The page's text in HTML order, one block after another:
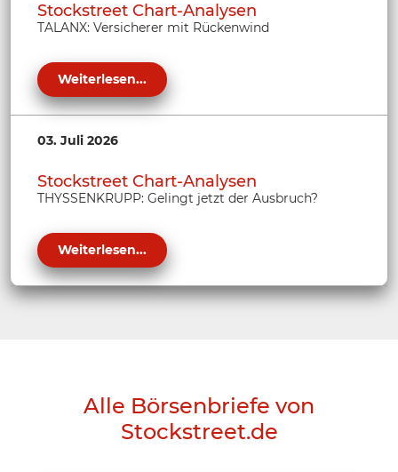
Stockstreet Chart-Analysen
TALANX: Versicherer mit Rückenwind
Weiterlesen...
03. Juli 2026
Stockstreet Chart-Analysen
THYSSENKRUPP: Gelingt jetzt der Ausbruch?
Weiterlesen...
Alle Börsenbriefe von
Stockstreet.de